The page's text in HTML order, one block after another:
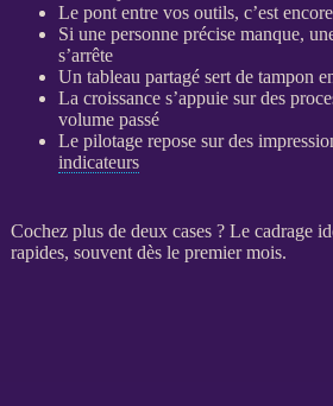
Le pont entre vos outils, c’est
Si une personne précise manque,
s’arrête
Un tableau partagé sert de tampon
La croissance s’appuie sur des
volume passé
Le pilotagerepose sur des
indicateurs
Cochez plus de deux cases ? Le cadrage
rapides, souvent dès le premier mois.